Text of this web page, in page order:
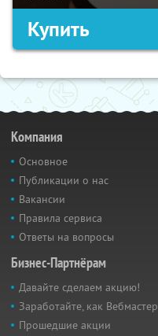
Купить
Компания
Основное
Публикации о нас
Вакансии
Правила сервиса
Ответы на вопросы
Бизнес-Партнёрам
Давайте сделаем акцию!
Заработайте, как Вебмастер
Прошедшие акции